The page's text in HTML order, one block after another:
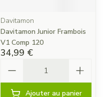
Davitamon
Davitamon Junior Frambois
V1 Comp 120
34,99 €
Ajouter au panier